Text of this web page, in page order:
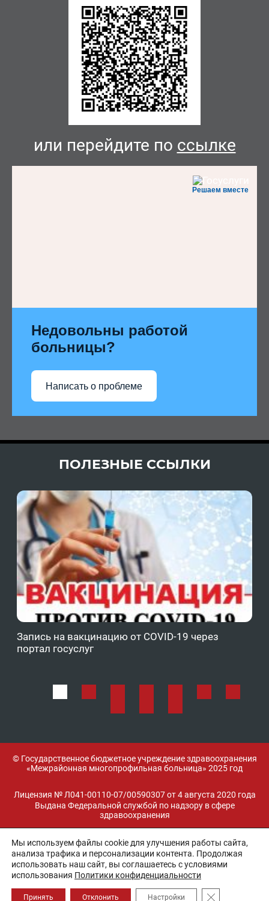
или перейдите по ссылке
Решаем вместе
Недовольны работой
больницы?
Написать о проблеме
ПОЛЕЗНЫЕ ССЫЛКИ
Запись на вакцинацию от COVID-19 через
портал госуслуг
© Государственное бюджетное учреждение здравоохранения
«Межрайонная многопрофильная больница» 2025 год
Лицензия № Л041-00110-07/00590307 от 4 августа 2020 года
Выдана Федеральной службой по надзору в сфере
здравоохранения
Разработка и поддержка:
Мы используем файлы cookie для улучшения работы сайта,
анализа трафика и персонализации контента. Продолжая
использовать наш сайт, вы соглашаетесь с условиями
использования Политики конфиденциальности
Принять Отклонить Настройки Закрыть